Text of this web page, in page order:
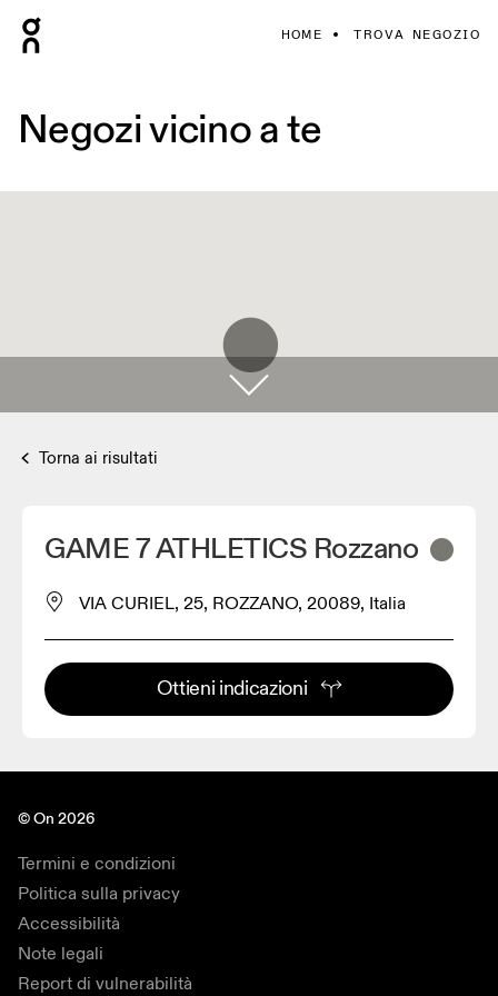
HOME TROVA NEGOZIO
Negozi vicino a te
Torna ai risultati
GAME 7 ATHLETICS Rozzano
VIA CURIEL, 25, ROZZANO, 20089, Italia
Ottieni indicazioni
© On 2026
Termini e condizioni
Politica sulla privacy
Accessibilità
Note legali
Report di vulnerabilità